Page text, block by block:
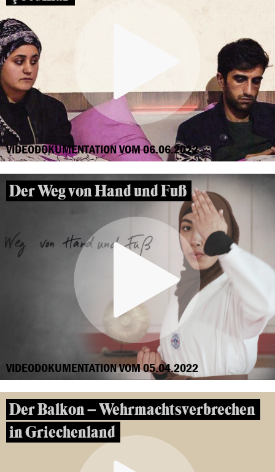
VIDEODOKUMENTATION VOM 06.06.2022
Der Weg von Hand und Fuß
VIDEODOKUMENTATION VOM 05.04.2022
Der Balkon – Wehrmachtsverbrechen
in Griechenland